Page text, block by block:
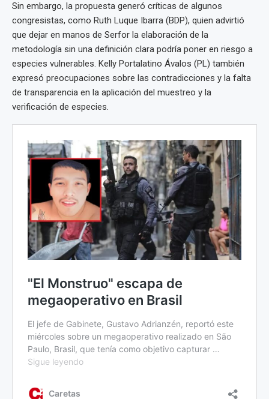
Sin embargo, la propuesta generó críticas de algunos
congresistas, como Ruth Luque Ibarra (BDP), quien advirtió
que dejar en manos de Serfor la elaboración de la
metodología sin una definición clara podría poner en riesgo a
especies vulnerables. Kelly Portalatino Ávalos (PL) también
expresó preocupaciones sobre las contradicciones y la falta
de transparencia en la aplicación del muestreo y la
verificación de especies.